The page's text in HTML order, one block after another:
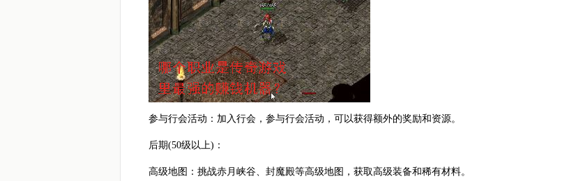
参与行会活动：加入行会，参与行会活动，可以获得额外的奖励和资源。
后期(50级以上)：
高级地图：挑战赤月峡谷、封魔殿等高级地图，获取高级装备和稀有材料。